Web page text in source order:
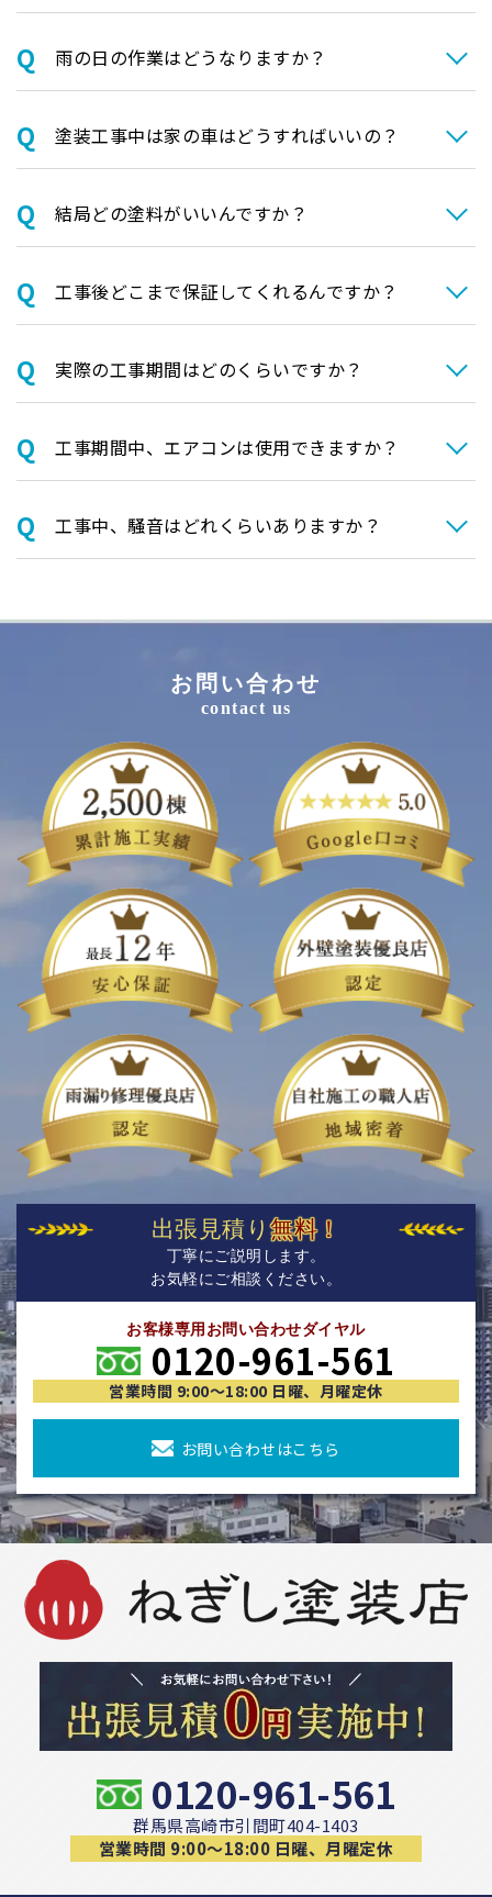
⾬の日の作業はどうなりますか？
塗装⼯事中は家の⾞はどうすればいいの？
結局どの塗料がいいんですか？
⼯事後どこまで保証してくれるんですか？
実際の⼯事期間はどのくらいですか？
⼯事期間中、エアコンは使⽤できますか？
⼯事中、騒⾳はどれくらいありますか？
お問い合わせ
contact us
出張見積り無料！
丁寧にご説明します。
お気軽にご相談ください。
お客様専用お問い合わせダイヤル
0120-961-561
営業時間 9:00〜18:00 日曜、月曜定休
お問い合わせはこちら
0120-961-561
群馬県高崎市引間町404-1403
営業時間 9:00〜18:00 日曜、月曜定休